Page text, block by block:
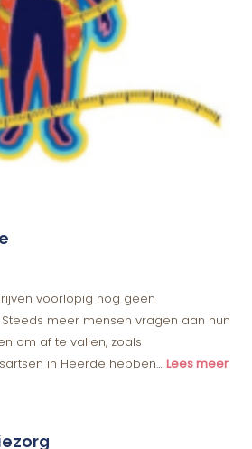
voorlopig nog geen
meer mensen vragen aan hun
om af te vallen, zoals
in Heerde hebben… Lees meer